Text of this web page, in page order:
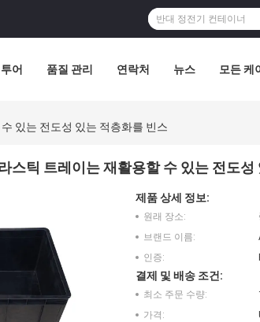
어 품질 관리 연락처 뉴스 모든 케
있는 전도성 있는 적층화를 빈스
스틱 트레이는 재활용할 수 있는 전도
제품 상세 정보:
원래 장소:
브랜드 이름:
인증:
결제 및 배송 조건:
최소 주문 수량:
가격: